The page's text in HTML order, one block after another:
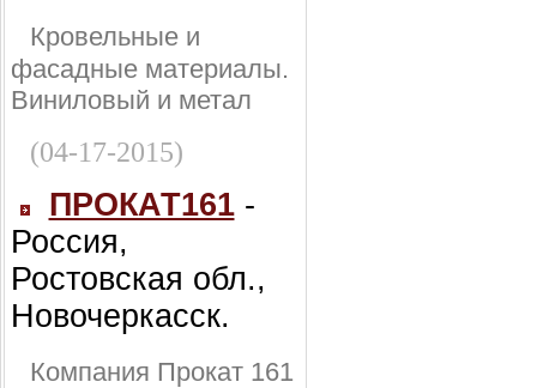
Кровельные и
фасадные материалы.
Виниловый и метал
(04-17-2015)
ПРОКАТ161-
Россия,
Ростовская обл.,
Новочеркасск.
Компания Прокат 161